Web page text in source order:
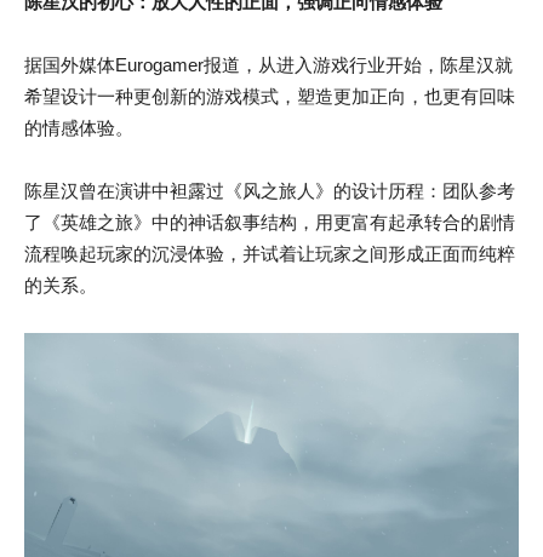
据国外媒体Eurogamer报道，从进入游戏行业开始，陈星汉就
希望设计一种更创新的游戏模式，塑造更加正向，也更有回味
的情感体验。
陈星汉曾在演讲中袒露过《风之旅人》的设计历程：团队参考
了《英雄之旅》中的神话叙事结构，用更富有起承转合的剧情
流程唤起玩家的沉浸体验，并试着让玩家之间形成正面而纯粹
的关系。